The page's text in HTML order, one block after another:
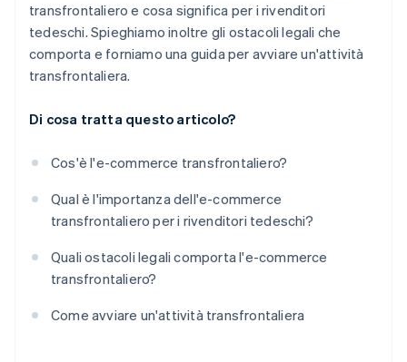
transfrontaliero e cosa significa per i rivenditori
tedeschi. Spieghiamo inoltre gli ostacoli legali che
comporta e forniamo una guida per avviare un'attività
transfrontaliera.
Di cosa tratta questo articolo?
Cos'è l'e-commerce transfrontaliero?
Qual è l'importanza dell'e-commerce
transfrontaliero per i rivenditori tedeschi?
Quali ostacoli legali comporta l'e-commerce
transfrontaliero?
Come avviare un'attività transfrontaliera